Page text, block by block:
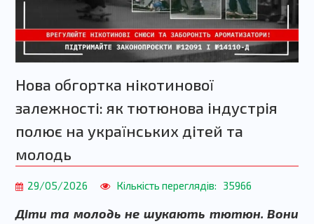
Нова обгортка нікотинової
залежності: як тютюнова індустрія
полює на українських дітей та
молодь
29/05/2026 Кількість переглядів: 35966
Діти та молодь не шукають тютюн. Вони